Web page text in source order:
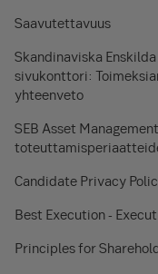
Saavutettavuus
Skandinaviska
sivukonttori:
yhteenveto
SEB Asset
Candidate Privacy
Best Execution -
Principles for